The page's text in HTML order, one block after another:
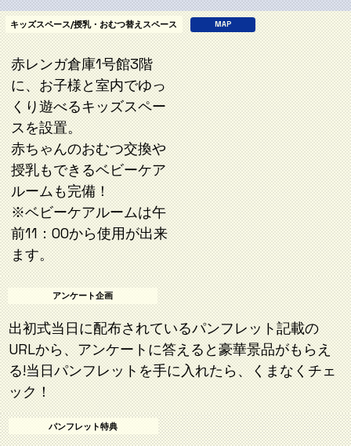
キッズスペース/授乳・おむつ替えスペース
赤レンガ倉庫1号館3階
に、お子様と室内でゆっ
くり遊べるキッズスペー
スを設置。
赤ちゃんのおむつ交換や
授乳もできるベビーケア
ルームも完備！
※ベビーケアルームは午
前11：00から使用が出来
ます。
MAP
アンケート企画
出初式当日に配布されているパンフレット記載の
URLから、アンケートに答えると豪華景品がもらえ
る!当日パンフレットを手に入れたら、くまなくチェ
ック！
パンフレット特典